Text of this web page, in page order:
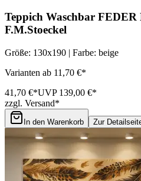
Teppich Waschbar
F.M.Stoeckel
Größe: 130x190 | Farbe: beige
Varianten ab 11,70 €*
41,70 €*UVP 139,00 €*
zzgl. Versand*
In den Warenkorb Zur